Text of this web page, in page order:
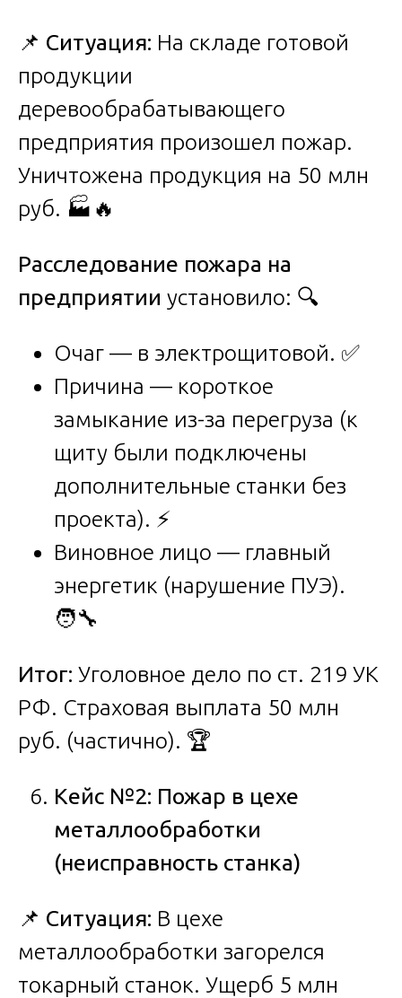
📌 Ситуация: На складе готовой
продукции
деревообрабатывающего
предприятия произошел пожар.
Уничтожена продукция на 50 млн
руб. 🏭🔥
Расследование пожара на
предприятии установило: 🔍
Очаг — в электрощитовой. ✅
Причина — короткое
замыкание из-за перегруза (к
щиту были подключены
дополнительные станки без
проекта). ⚡
Виновное лицо — главный
энергетик (нарушение ПУЭ).
🧑‍🔧
Итог: Уголовное дело по ст. 219 УК
РФ. Страховая выплата 50 млн
руб. (частично). 🏆
Кейс №2: Пожар в цехе
металлообработки
(неисправность станка)
📌 Ситуация: В цехе
металлообработки загорелся
токарный станок. Ущерб 5 млн